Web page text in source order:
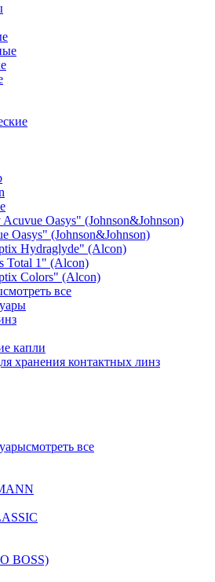
Oasys" (Johnson&Johnson)
(Johnson&Johnson)
Hydraglyde" (Alcon)
1" (Alcon)
Colors" (Alcon)
смотреть все
капли
хранения контактных линз
смотреть все
BOSS)